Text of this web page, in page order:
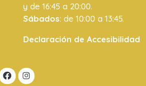
y de 16:45 a 20:00.
Sábados: de 10:00 a 13:45.
Declaración de Accesibilidad